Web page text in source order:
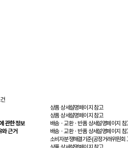
상품 상세설명페이지 참고
상품 상세설명페이지 참고
관한 정보
배송ㆍ교환ㆍ반품 상세설명페이지 참
와 근거
배송ㆍ교환ㆍ반품 상세설명페이지 참
소비자분쟁해결기준(공정거래위원회